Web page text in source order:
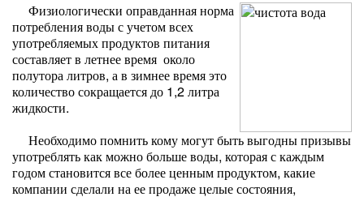
Физиологически оправданная норма
потребления воды с учетом всех
употребляемых продуктов питания
составляет в летнее время около
полутора литров, а в зимнее время это
количество сокращается до 1,2 литра
жидкости.
Необходимо помнить кому могут быть выгодны призывы
употреблять как можно больше воды, которая с каждым
годом становится все более ценным продуктом, какие
компании сделали на ее продаже целые состояния,